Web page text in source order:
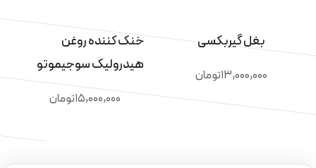
بغل گیربکسی
۱۳,۰۰۰,۰۰۰تومان
خنک کننده روغن
هیدرولیک سوجیموتو
۱۵,۰۰۰,۰۰۰تومان